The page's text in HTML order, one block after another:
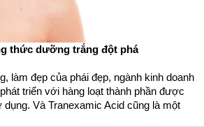
thức dưỡng trắng đột phá
làm đẹp của phái đẹp, ngành kinh doanh
triển với hàng loạt thành phần được
Và Tranexamic Acid cũng là một